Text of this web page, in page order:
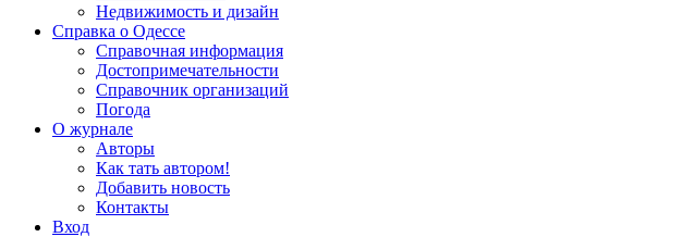
Недвижимость и дизайн
Справка о Одессе
Справочная информация
Достопримечательности
Справочник организаций
Погода
О журнале
Авторы
Как тать автором!
Добавить новость
Контакты
Вход